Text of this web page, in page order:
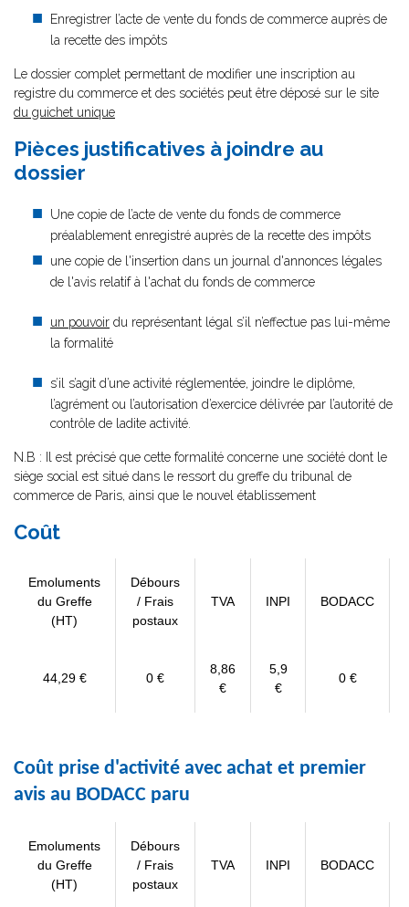
Enregistrer l’acte de vente du fonds de commerce auprès de
la recette des impôts
Le dossier complet permettant de modifier une inscription au
registre du commerce et des sociétés peut être déposé sur le site
du guichet unique
Pièces justificatives à joindre au
dossier
Une copie de l’acte de vente du fonds de commerce
préalablement enregistré auprès de la recette des impôts
une copie de l'insertion dans un journal d'annonces légales
de l'avis relatif à l'achat du fonds de commerce
un pouvoir du représentant légal s’il n’effectue pas lui-même
la formalité
s’il s’agit d’une activité réglementée, joindre le diplôme,
l’agrément ou l’autorisation d’exercice délivrée par l’autorité de
contrôle de ladite activité.
N.B : Il est précisé que cette formalité concerne une société dont le
siège social est situé dans le ressort du greffe du tribunal de
commerce de Paris, ainsi que le nouvel établissement
Coût
Emoluments
du Greffe
(HT)
Débours
/ Frais
postaux
TVA INPI BODACC
44,29 € 0 €
8,86
€
5,9
€
0 €
Coût prise d'activité avec achat et premier
avis au BODACC paru
Emoluments
du Greffe
(HT)
Débours
/ Frais
postaux
TVA INPI BODACC